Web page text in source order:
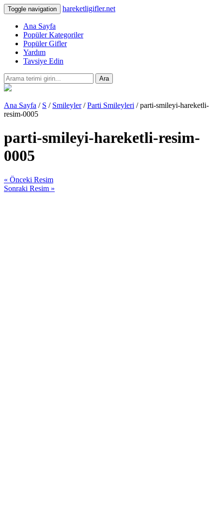
Toggle navigation hareketligifler.net
Ana Sayfa
Popüler Kategoriler
Popüler Gifler
Yardım
Tavsiye Edin
Ara
Ana Sayfa / S / Smileyler/Parti Smileyleri / parti-smileyi-hareketli-
resim-0005
parti-smileyi-hareketli-resim-
0005
« Önceki Resim
Sonraki Resim »